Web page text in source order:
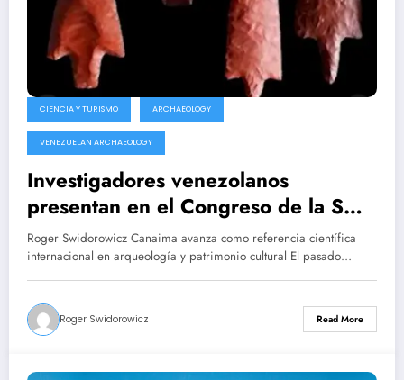
CIENCIA Y TURISMO ARCHAEOLOGY
VENEZUELAN ARCHAEOLOGY
Investigadores venezolanos
presentan en el Congreso de la SAA
nuevos estudios sobre la lítica y el
arte rupestre del Complejo Canaima
Roger Swidorowicz Canaima avanza como referencia científica
internacional en arqueología y patrimonio cultural El pasado…
Roger Swidorowicz Read More